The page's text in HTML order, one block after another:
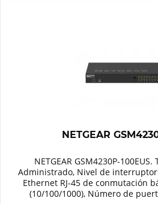
NETGEAR
NETGEAR GSM4230P-
Administrado, Nivel de
Ethernet RJ-45 de conmutación
(10/100/1000), Número de